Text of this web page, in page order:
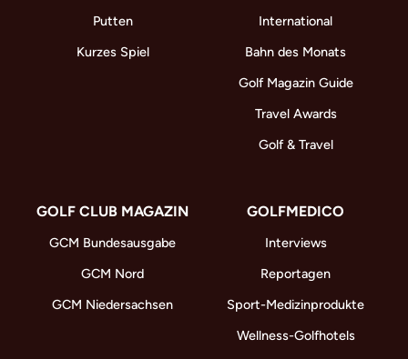
Putten
Kurzes Spiel
International
Bahn des Monats
Golf Magazin Guide
Travel Awards
Golf & Travel
GOLF CLUB MAGAZIN
GCM Bundesausgabe
GCM Nord
GCM Niedersachsen
GOLFMEDICO
Interviews
Reportagen
Sport-Medizinprodukte
Wellness-Golfhotels